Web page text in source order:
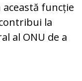
funcție
la
al ONU de a